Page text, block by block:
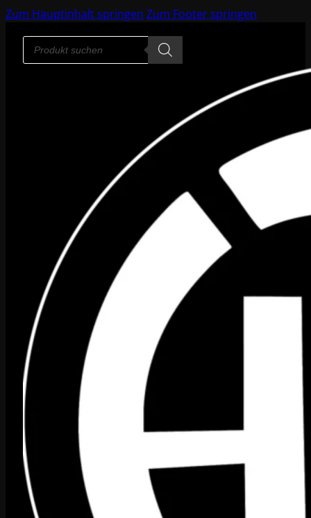
Zum Hauptinhalt springen Zum Footer springen
Products
search